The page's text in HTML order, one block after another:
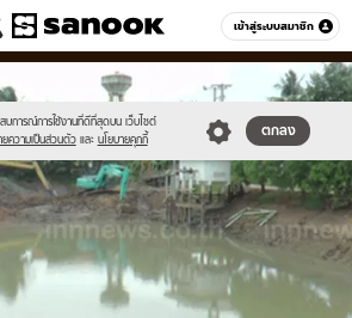
เข้าสู่ระบบสมาชิก
หมวดอื่นๆ
สบการณ์การใช้งานที่ดีที่สุดบน เว็บไซต์
ยความเป็นส่วนตัว และ นโยบายคุกกี้
ตกลง
logo-
1825295/630114-